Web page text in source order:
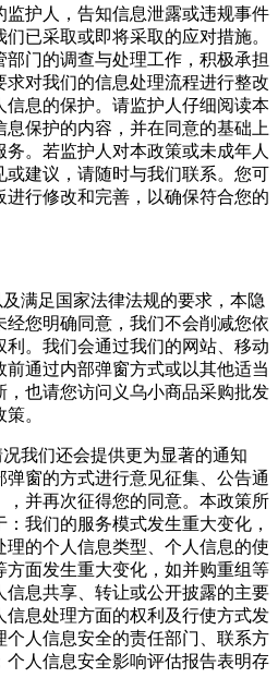
护人，告知信息泄露或违规事件
已采取或即将采取的应对措施。
部门的调查与处理工作，积极承担
对我们的信息处理流程进行整改
息的保护。请监护人仔细阅读本
息保护的内容，并在同意的基础上
。若监护人对本政策或未成年人
建议，请随时与我们联系。您可
进行修改和完善，以确保符合您的
满足国家法律法规的要求，本隐
您明确同意，我们不会削减您依
。我们会通过我们的网站、移动
通过内部弹窗方式或以其他适当
，也请您访问 义乌小商品采购批发
。
我们还会提供更为显著的通知
弹窗的方式进行意见征集、公告通
并再次征得您的同意。本政策所
我们的服务模式发生重大变化，
的个人信息类型、个人信息的使
方面发生重大变化，如并购重组等
信息共享、转让或公开披露的主要
信息处理方面的权利及行使方式发
人信息安全的责任部门、联系方
人信息安全影响评估报告表明存